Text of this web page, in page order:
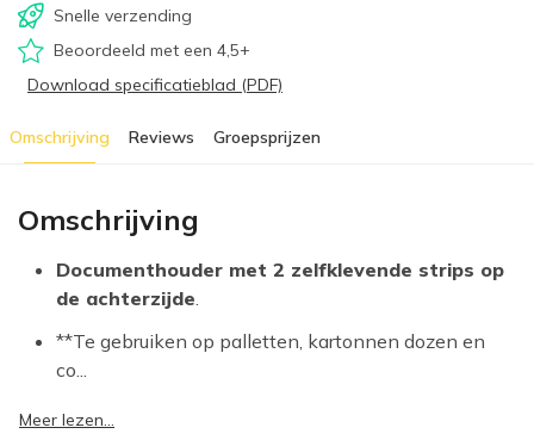
Snelle verzending
Beoordeeld met een 4,5+
Download specificatieblad (PDF)
Omschrijving Reviews Groepsprijzen
Omschrijving
Documenthouder met 2 zelfklevende strips op
de achterzijde.
**Te gebruiken op palletten, kartonnen dozen en
co...
Meer lezen...